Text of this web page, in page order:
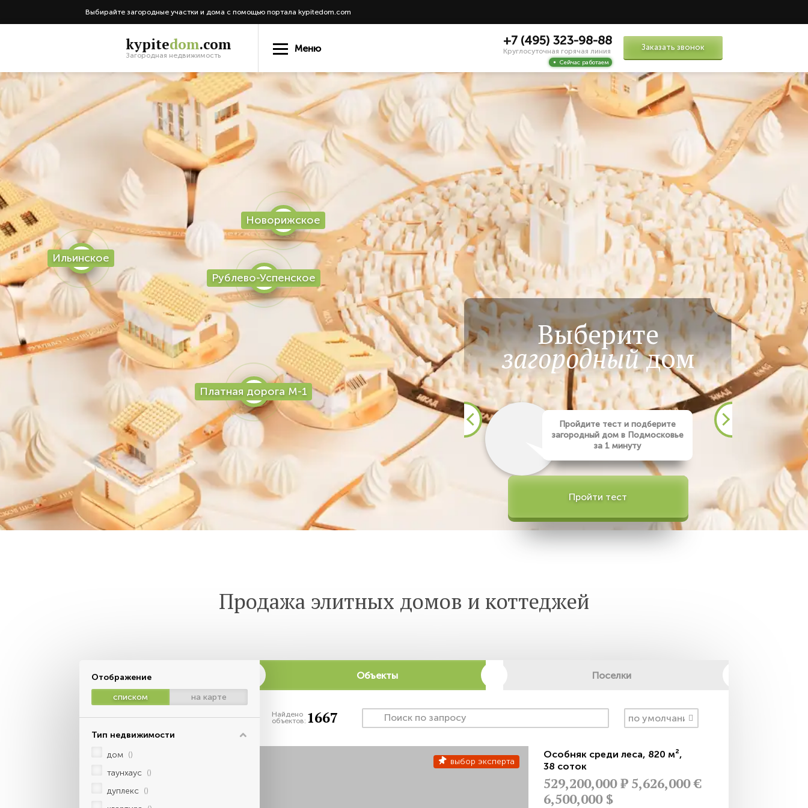
Выбирайте загородные участки и дома с помощью портала kypitedom.com
kypitedom.com
Загородная недвижимость
Меню
+7 (495) 323-98-88
Круглосуточная горячая линия
Сейчас работаем
Заказать звонок
Ильинское
Новорижское
Рублево-Успенское
Платная дорога М-1
Выберите
загородныйдом
Пройдите тест и подберите
загородный дом в Подмосковье
за 1 минуту
Пройти тест
Продажа элитных домов и коттеджей
Отображение
списком
на карте
Тип недвижимости
дом ()
таунхаус ()
дуплекс ()
Объекты Поселки
Найдено
объектов: 1667
выбор эксперта
Особняк среди леса, 820 м²,
38 соток
529,200,000Р 5,626,000 €
6,500,000 $